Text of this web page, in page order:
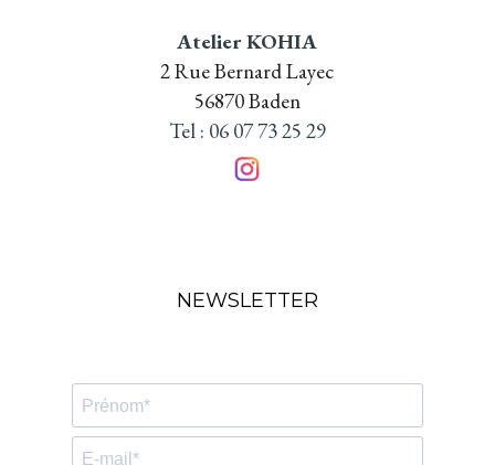
Atelier KOHIA
2 Rue Bernard Layec
56870 Baden
Tel : 06 07 73 25 29
NEWSLETTER